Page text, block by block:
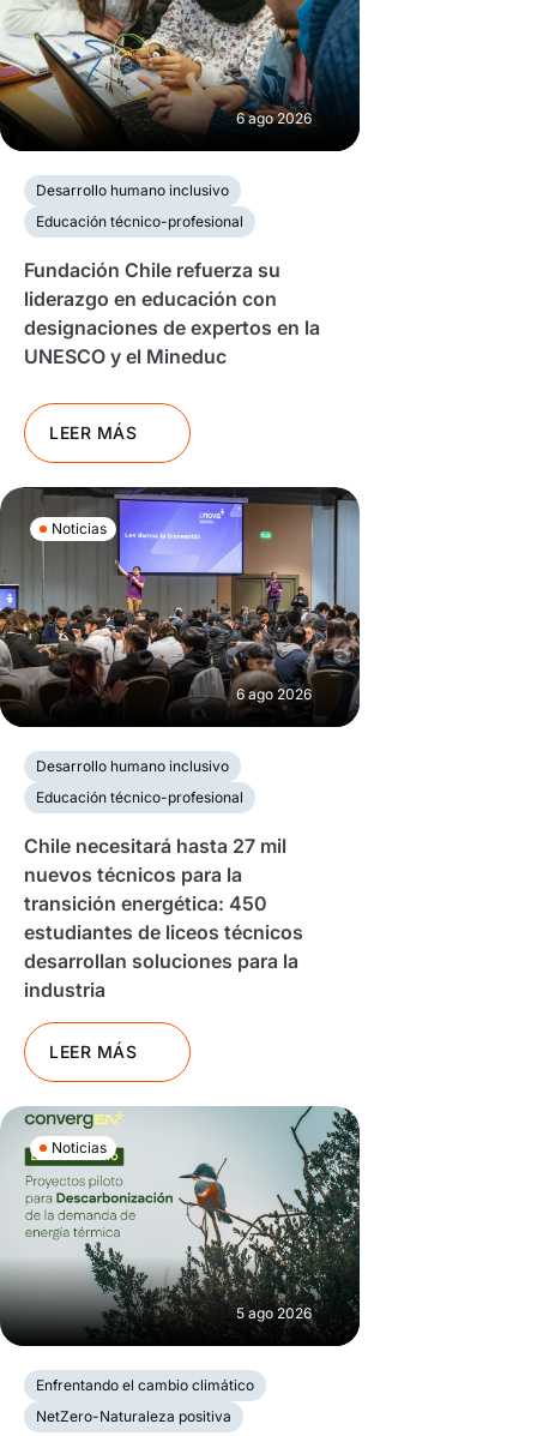
6 ago 2026
Desarrollo humano inclusivo
Educación técnico-profesional
Fundación Chile refuerza su
liderazgo en educación con
designaciones de expertos en la
UNESCO y el Mineduc
LEER MÁS
Noticias
6 ago 2026
Desarrollo humano inclusivo
Educación técnico-profesional
Chile necesitará hasta 27 mil
nuevos técnicos para la
transición energética: 450
estudiantes de liceos técnicos
desarrollan soluciones para la
industria
LEER MÁS
Noticias
5 ago 2026
Enfrentando el cambio climático
NetZero-Naturaleza positiva